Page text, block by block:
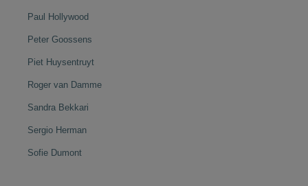
Paul Hollywood
Peter Goossens
Piet Huysentruyt
Roger van Damme
Sandra Bekkari
Sergio Herman
Sofie Dumont